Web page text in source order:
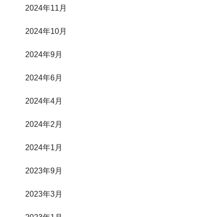
2024年11月
2024年10月
2024年9月
2024年6月
2024年4月
2024年2月
2024年1月
2023年9月
2023年3月